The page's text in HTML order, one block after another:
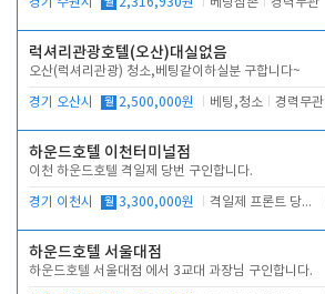
경기 수원시 2,316,930원 베팅삼촌 경력무관
럭셔리관광호텔(오산)대실없음
오산(럭셔리관광) 청소,베팅같이하실분 구합니다~
경기 오산시 월 2,500,000원 베팅,청소 경력무관
하운드호텔 이천터미널점
이천 하운드호텔 격일제 당번 구인합니다.
경기 이천시 월 3,300,000원 격일제 프론트 당번 업무로 주차 및 객실 점검
하운드호텔 서울대점
하운드호텔 서울대점 에서 3교대 과장님 구인합니다.